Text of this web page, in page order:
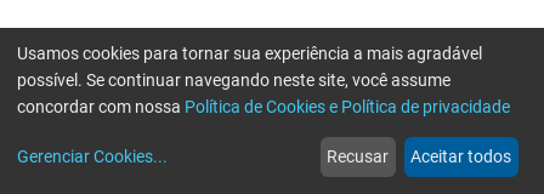
web
Notícias
more_horiz
Mais
Usamos cookies para tornar sua experiência a mais agradável
possível. Se continuar navegando neste site, você assume
concordar com nossa Política de Cookies e Política de privacidade
Gerenciar Cookies... Recusar Aceitar todos
Erro ao enviar informações, por favor tente novamente